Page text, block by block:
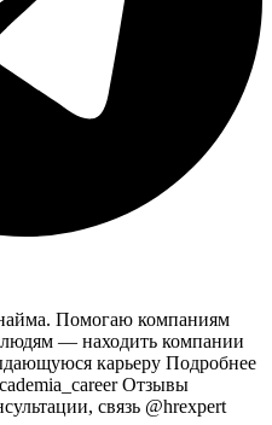
Помогаю компаниям
— находить компании
карьеру Подробнее
Отзывы
связь @hrexpert